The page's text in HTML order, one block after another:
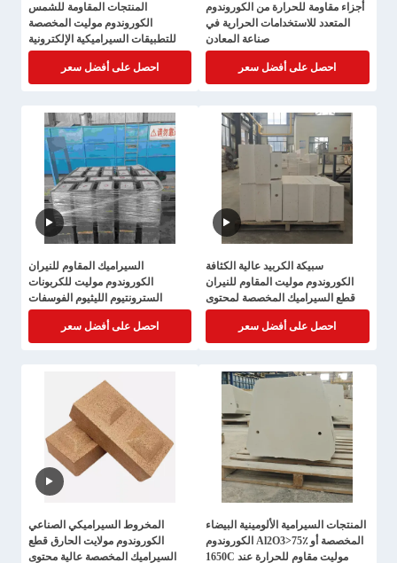
أجزاء مقاومة للحرارة من الكوروندوم
المتعدد للاستخدامات الحرارية في
صناعة المعادن
احصل على أفضل سعر
المنتجات المقاومة للشمس
الكوروندوم موليت المخصصة
للتطبيقات السيراميكية الإلكترونية
احصل على أفضل سعر
سبيكة الكربيد عالية الكثافة
الكوروندوم موليت المقاوم للنيران
قطع السيراميك المخصصة لمحتوى
Al2O3 75%
احصل على أفضل سعر
السيراميك المقاوم للنيران
الكوروندوم موليت للكربونات
السترونتيوم الليثيوم الفوسفات
الحديدي
احصل على أفضل سعر
المنتجات السيرامية الألومينية البيضاء
المخصصة أو Al2O3>75٪ الكوروندوم
موليت مقاوم للحرارة عند 1650C
المخروط السيراميكي الصناعي
الكوروندوم مولايت الحارق قطع
السيراميك المخصصة عالية محتوى